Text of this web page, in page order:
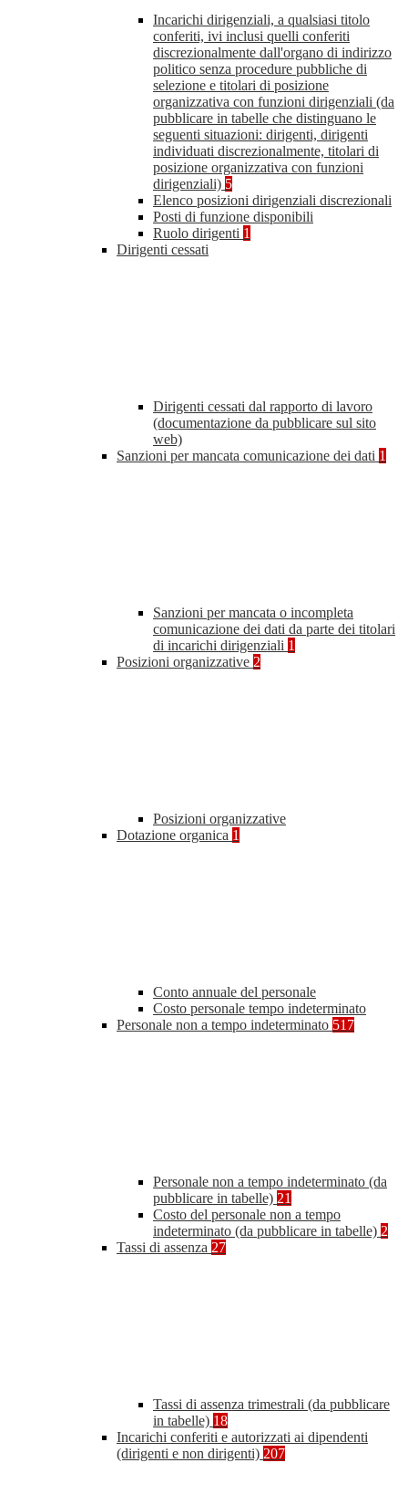
Incarichi dirigenziali, a qualsiasi titolo
conferiti, ivi inclusi quelli conferiti
discrezionalmente dall'organo di indirizzo
politico senza procedure pubbliche di
selezione e titolari di posizione
organizzativa con funzioni dirigenziali (da
pubblicare in tabelle che distinguano le
seguenti situazioni: dirigenti, dirigenti
individuati discrezionalmente, titolari di
posizione organizzativa con funzioni
dirigenziali) 5
Elenco posizioni dirigenziali discrezionali
Posti di funzione disponibili
Ruolo dirigenti 1
Dirigenti cessati
Dirigenti cessati dal rapporto di lavoro
(documentazione da pubblicare sul sito
web)
Sanzioni per mancata comunicazione dei dati 1
Sanzioni per mancata o incompleta
comunicazione dei dati da parte dei titolari
di incarichi dirigenziali 1
Posizioni organizzative 2
Posizioni organizzative
Dotazione organica 1
Conto annuale del personale
Costo personale tempo indeterminato
Personale non a tempo indeterminato 517
Personale non a tempo indeterminato (da
pubblicare in tabelle) 21
Costo del personale non a tempo
indeterminato (da pubblicare in tabelle) 2
Tassi di assenza 27
Tassi di assenza trimestrali (da pubblicare
in tabelle) 18
Incarichi conferiti e autorizzati ai dipendenti
(dirigenti e non dirigenti) 207